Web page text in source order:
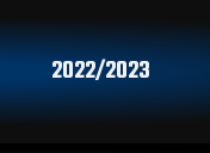
2022/2023